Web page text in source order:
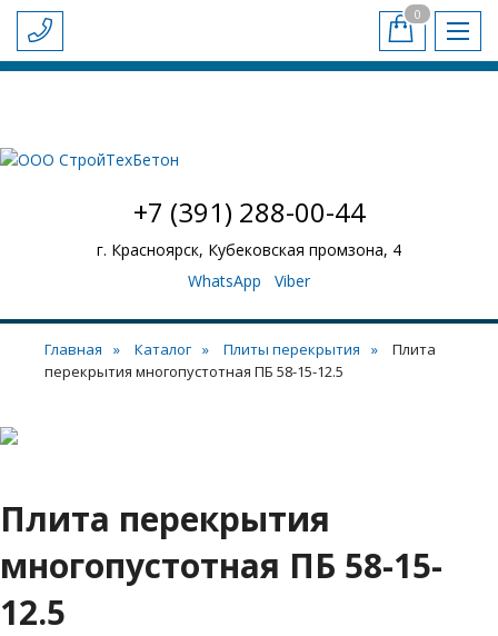
БЕТОН И РАСТВОР ПЛИТЫ ПЕРЕКРЫТИЯ
НАШ АВТОПАРК
+7 (391) 288-00-44
г. Красноярск, Кубековская промзона, 4
WhatsApp
Viber
0
Главная Каталог Плиты перекрытия
Плита
перекрытия многопустотная ПБ 58-15-12.5
Плита перекрытия
многопустотная ПБ 58-15-
12.5